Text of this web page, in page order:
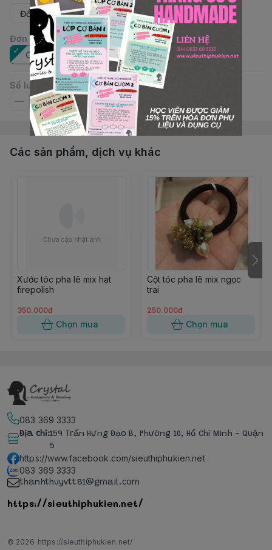
Đồng GS
Đồng Topaz
Đơn vị
Cái
Số lượng
Các sản phẩm, dịch vụ khác
Xước tóc pha lê mix hạt
firepolish
350.000đ
Chọn mua
Cột tóc pha lê mix ngọc
trai
250.000đ
Chọn mua
083 369 3333
Địa chỉ:159 Trần Hưng Đạo B, Phường 10, Hồ Chí Minh - Quận
5
https://www.facebook.com/sieuthiphukien.net
083 369 3333
thanhthuyvtt81@gmail.com
https://sieuthiphukien.net/
© 2026 https://sieuthiphukien.net/